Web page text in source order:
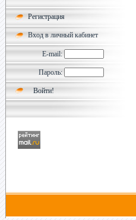
Регистрация
Вход в личный кабинет
E-mail:
Пароль: